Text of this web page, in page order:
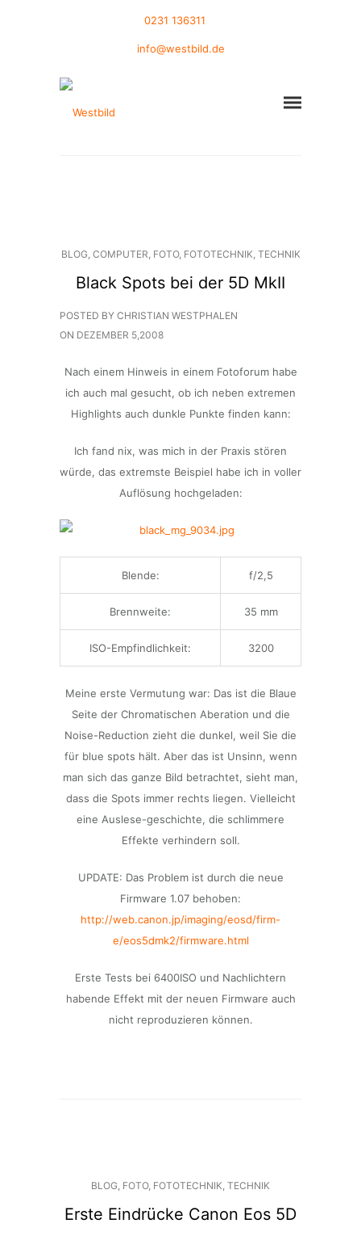
0231 136311
info@westbild.de
BLOG, COMPUTER, FOTO, FOTOTECHNIK, TECHNIK
Black Spots bei der 5D MkII
POSTED BY CHRISTIAN WESTPHALEN
ON DEZEMBER 5,2008
Nach einem Hinweis in einem Fotoforum habe
ich auch mal gesucht, ob ich neben extremen
Highlights auch dunkle Punkte finden kann:
Ich fand nix, was mich in der Praxis stören
würde, das extremste Beispiel habe ich in voller
Auflösung hochgeladen:
Blende: f/2,5
Brennweite: 35 mm
ISO-Empfindlichkeit: 3200
Meine erste Vermutung war: Das ist die Blaue
Seite der Chromatischen Aberation und die
Noise-Reduction zieht die dunkel, weil Sie die
für blue spots hält. Aber das ist Unsinn, wenn
man sich das ganze Bild betrachtet, sieht man,
dass die Spots immer rechts liegen. Vielleicht
eine Auslese-geschichte, die schlimmere
Effekte verhindern soll.
UPDATE: Das Problem ist durch die neue
Firmware 1.07 behoben:
http://web.canon.jp/imaging/eosd/firm-
e/eos5dmk2/firmware.html
Erste Tests bei 6400ISO und Nachlichtern
habende Effekt mit der neuen Firmware auch
nicht reproduzieren können.
BLOG, FOTO, FOTOTECHNIK, TECHNIK
Erste Eindrücke Canon Eos 5D